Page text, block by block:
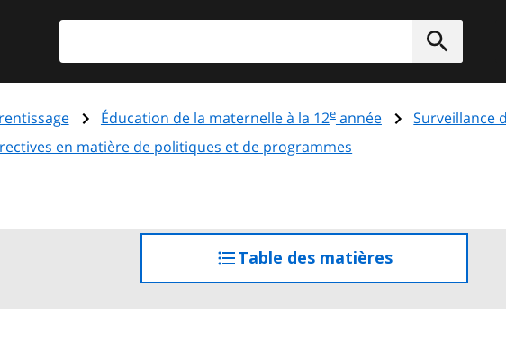
Éducation de la maternelle à la 12eannée
Surveillance
en matière de politiques et de programmes
Table des matièresaccéder
à